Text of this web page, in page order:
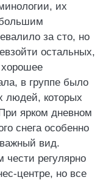
их
за сто, но
остальных,
хорошее
в группе было
людей, которых
ярком дневном
снега особенно
вид.
чести регулярно
центре, но все